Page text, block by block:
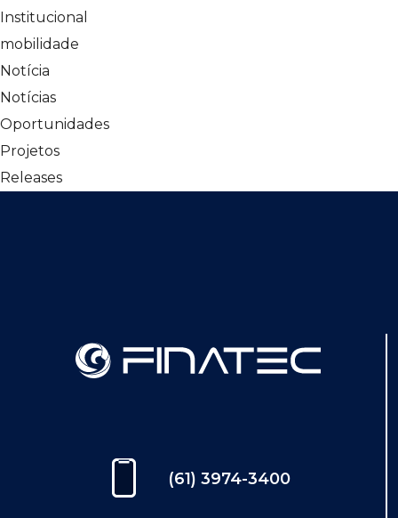
Institucional
mobilidade
Notícia
Notícias
Oportunidades
Projetos
Releases
(61) 3974-3400